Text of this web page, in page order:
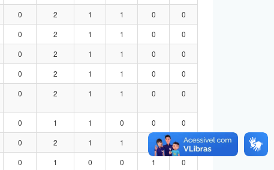
0 2 1 1 0
0
0 2 1 1 0
0
0 2 1 1 0
0
0 2 1 1 0
0
0 2 1 1 0 0
0 1 1 0 0
0
0 2 1 1 0
0
0 1 0 0 1
0